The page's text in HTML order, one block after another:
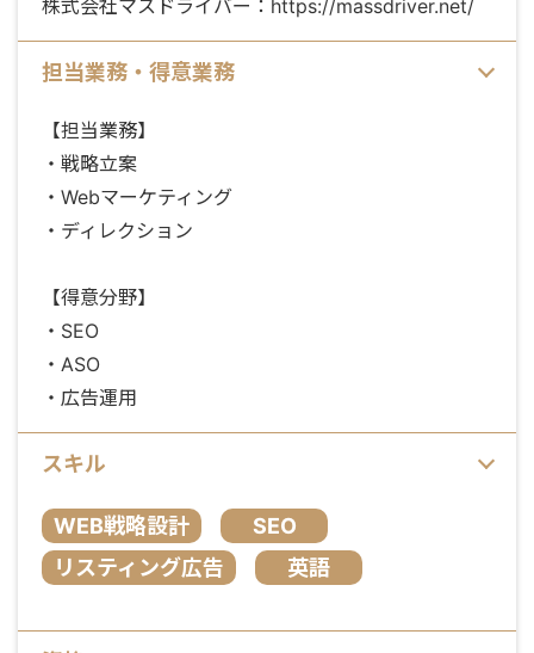
株式会社マスドライバー：https://massdriver.net/
担当業務・得意業務
【担当業務】
・戦略立案
・Webマーケティング
・ディレクション
【得意分野】
・SEO
・ASO
・広告運用
スキル
WEB戦略設計
SEO
リスティング広告
英語